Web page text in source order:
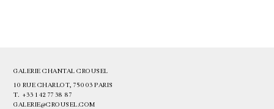
GALERIE CHANTAL CROUSEL
10 RUE CHARLOT, 75003 PARIS
T. +33 1 42 77 38 87
GALERIE@CROUSEL.COM